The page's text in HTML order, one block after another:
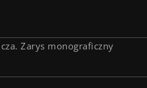
Zarys monograficzny